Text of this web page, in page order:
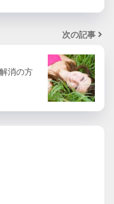
次の記事
消の方